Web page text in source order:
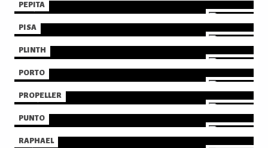
PEPITA
PISA
PLINTH
PORTO
PROPELLER
PUNTO
RAPHAEL